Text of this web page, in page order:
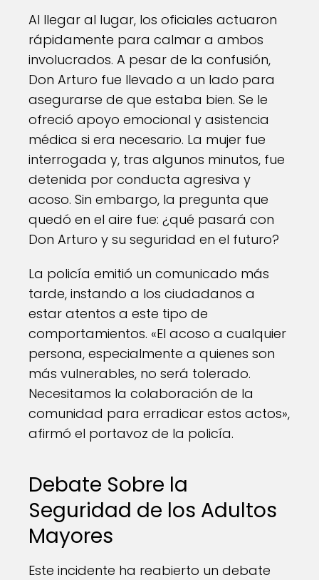
Al llegar al lugar, los oficiales actuaron
rápidamente para calmar a ambos
involucrados. A pesar de la confusión,
Don Arturo fue llevado a un lado para
asegurarse de que estaba bien. Se le
ofreció apoyo emocional y asistencia
médica si era necesario. La mujer fue
interrogada y, tras algunos minutos, fue
detenida por conducta agresiva y
acoso. Sin embargo, la pregunta que
quedó en el aire fue: ¿qué pasará con
Don Arturo y su seguridad en el futuro?
La policía emitió un comunicado más
tarde, instando a los ciudadanos a
estar atentos a este tipo de
comportamientos. «El acoso a cualquier
persona, especialmente a quienes son
más vulnerables, no será tolerado.
Necesitamos la colaboración de la
comunidad para erradicar estos actos»,
afirmó el portavoz de la policía.
Debate Sobre la
Seguridad de los Adultos
Mayores
Este incidente ha reabierto un debate